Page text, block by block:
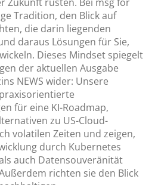
Tradition, den Blick auf
die darin liegenden
daraus Lösungen für Sie,
Dieses Mindset spiegelt
der aktuellen Ausgabe
NEWS wider: Unsere
für eine KI-Roadmap,
zu US-Cloud-
volatilen Zeiten und zeigen,
durch Kubernetes
auch Datensouveränität
richten sie den Blick